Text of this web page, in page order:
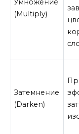
Умножение
(Multiply)
Затемнение
(Darken)